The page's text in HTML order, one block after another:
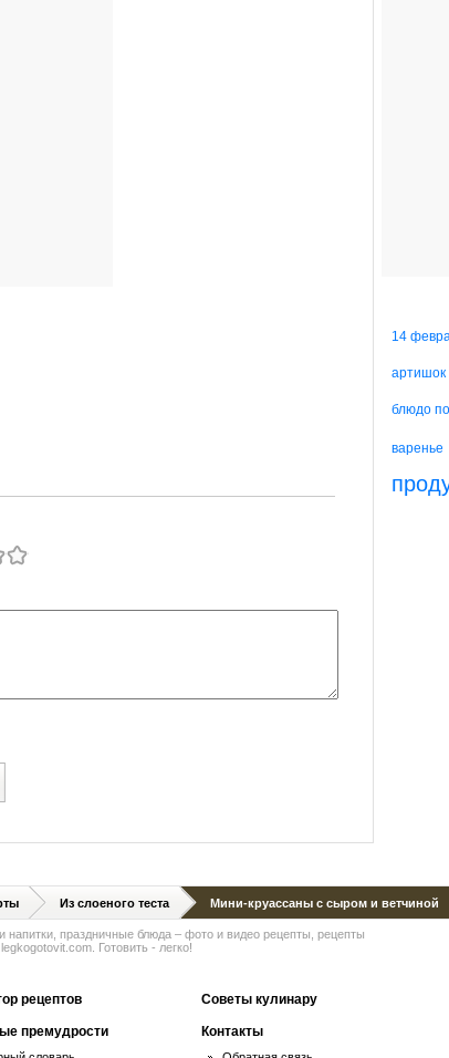
14
артишок
блюдо
варенье
Из слоеного теста Мини-круассаны с сыром и ветчиной
праздничные блюда – фото и видео рецепты, рецепты
Готовить - легко!
рецептов
премудрости
Советы кулинару
Контакты